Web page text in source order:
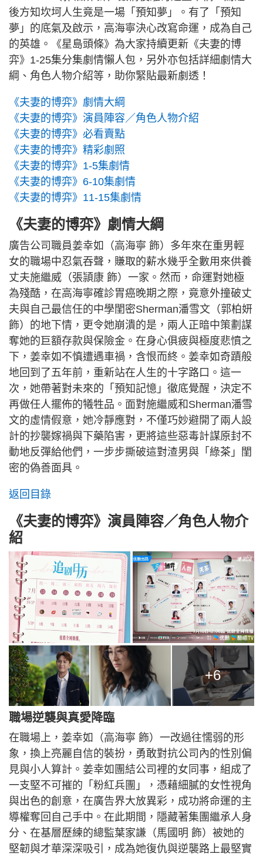
後方知坎坷人生竟是一場「預知夢」。有了「預知
夢」的底氣及啟示，高海寧決心改寫命運，成為自己
的英雄。《星島頭條》為大家持續更新《夫妻的博
弈》1-25集分集劇情懶人包，另外亦包括詳細劇情大
綱、角色人物介紹等，助你緊貼最新劇透！
《夫妻的博弈》劇情大綱
《夫妻的博弈》演員陣容／角色人物介紹
《夫妻的博弈》必看賣點
《夫妻的博弈》精彩劇照
《夫妻的博弈》1-5集劇情
《夫妻的博弈》6-10集劇情
《夫妻的博弈》11-15集劇情
《夫妻的博弈》劇情大綱
廣告公司職員姜幸如（高海寧 飾）多年來在重男輕
女的職場中忍氣吞聲，賺取的薪水幾乎全數用來供養
丈夫施繼威（張頴康 飾）一家。然而，命運對她極
為殘酷，在高海寧確診胃癌晚期之際，竟意外撞破丈
夫與自己最信任的中學閨密Sherman潘雪文（郭柏妍
飾）的地下情，更令她崩潰的是，兩人正暗中策劃謀
奪她的巨額存款與保險金。在身心俱疲與極度悲憤之
下，姜幸如不慎遭遇車禍，含恨而終。姜幸如奇蹟般
地回到了五年前，重新站在人生的十字路口。這一
次，她帶著對未來的「預知記憶」徹底覺醒，決定不
再做任人擺佈的犧牲品。面對施繼威和Sherman潘雪
文的虛情假意，她冷靜應對，不僅巧妙避開了兩人設
計的抄襲嫁禍與下藥陷害，更將這些惡毒計謀原封不
動地反彈給他們，一步步撕破這對渣男與「綠茶」閨
密的偽善面具。
返回目錄
《夫妻的博弈》演員陣容／角色人物介
紹
+6
職場逆襲與真愛降臨
在職場上，姜幸如（高海寧 飾）一改過往懦弱的形
象，換上亮麗自信的裝扮，勇敢對抗公司內的性別偏
見與小人算計。姜幸如團結公司裡的女同事，組成了
一支堅不可摧的「粉紅兵團」，憑藉細膩的女性視角
與出色的創意，在廣告界大放異彩，成功將命運的主
導權奪回自己手中。在此期間，隱藏著集團繼承人身
分、在基層歷練的總監葉家謙（馬國明 飾）被她的
堅韌與才華深深吸引，成為她復仇與逆襲路上最堅實